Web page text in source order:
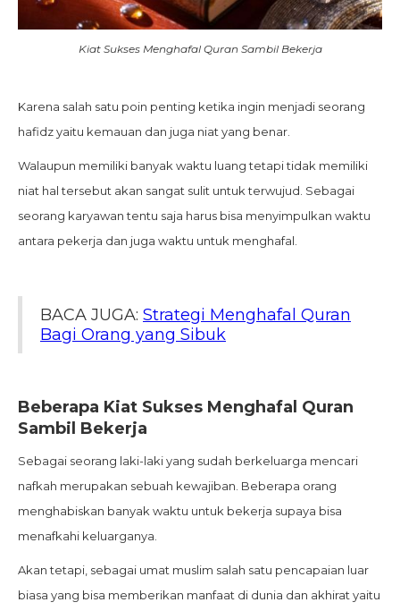
Kiat Sukses Menghafal Quran Sambil Bekerja
Karena salah satu poin penting ketika ingin menjadi seorang
hafidz yaitu kemauan dan juga niat yang benar.
Walaupun memiliki banyak waktu luang tetapi tidak memiliki
niat hal tersebut akan sangat sulit untuk terwujud. Sebagai
seorang karyawan tentu saja harus bisa menyimpulkan waktu
antara pekerja dan juga waktu untuk menghafal.
BACA JUGA: Strategi Menghafal Quran
Bagi Orang yang Sibuk
Beberapa Kiat Sukses Menghafal Quran
Sambil Bekerja
Sebagai seorang laki-laki yang sudah berkeluarga mencari
nafkah merupakan sebuah kewajiban. Beberapa orang
menghabiskan banyak waktu untuk bekerja supaya bisa
menafkahi keluarganya.
Akan tetapi, sebagai umat muslim salah satu pencapaian luar
biasa yang bisa memberikan manfaat di dunia dan akhirat yaitu